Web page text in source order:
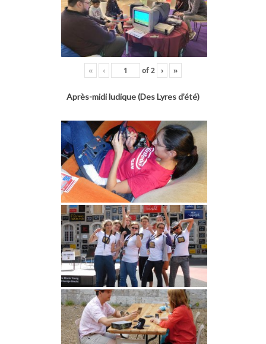
« ‹ of2 › »
Après-midi ludique (Des Lyres d’été)